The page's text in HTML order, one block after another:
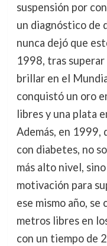
suspensión por
un diagnóstico de
nunca dejó que
1998, tras superar
brillar en el
conquistó un oro
libres y una plata
Además, en 1999,
con diabetes, no
más alto nivel,
motivación para
ese mismo año,
metros libres en
con un tiempo de